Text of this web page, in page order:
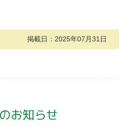
掲載日：2025年07月31日
お知らせ